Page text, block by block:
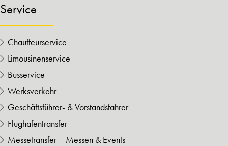
Service
Chauffeurservice
Limousinenservice
Busservice
Werksverkehr
Geschäftsführer- & Vorstandsfahrer
Flughafentransfer
Messetransfer – Messen & Events